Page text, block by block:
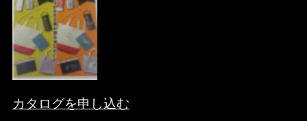
カタログを申し込む